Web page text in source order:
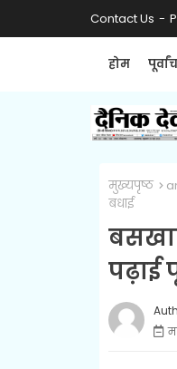
Contact Us
होम
मुख्यपृष्ठ
बधाई
पढ़ाई